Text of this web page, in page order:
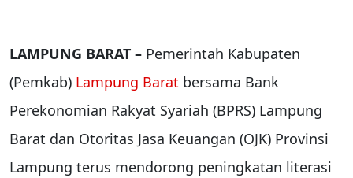
LAMPUNG BARAT – Pemerintah Kabupaten
(Pemkab) Lampung Barat bersama Bank
Perekonomian Rakyat Syariah (BPRS) Lampung
Barat dan Otoritas Jasa Keuangan (OJK) Provinsi
Lampung terus mendorong peningkatan literasi